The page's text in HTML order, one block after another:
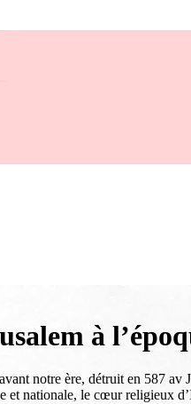
à
notre ère, détruit en 587
et nationale, le cœur religieux